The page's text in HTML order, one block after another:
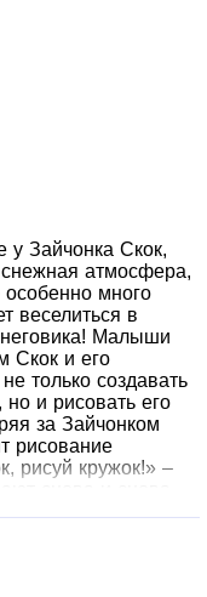
у Зайчонка Скок,
снежная атмосфера,
много
веселиться в
Малыши
Скок и его
только создавать
но и рисовать его
за Зайчонком
рисование
рисуй кружок!» –